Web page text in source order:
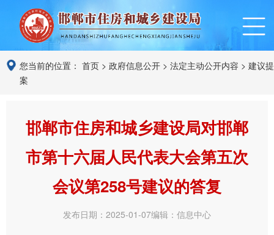
您当前的位置： 首页 > 政府信息公开 > 法定主动公开内容 > 建议提
案
邯郸市住房和城乡建设局对邯郸
市第十六届人民代表大会第五次
会议第258号建议的答复
发布日期：2025-01-07编辑：信息中心